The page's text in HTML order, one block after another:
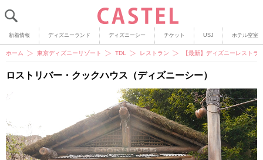
新着情報 ディズニーランド ディズニーシー チケット USJ ホテル空室
ホーム 東京ディズニーリゾート TDL レストラン 【最新】ディズニーレスト
ロストリバー・クックハウス（ディズニーシー）